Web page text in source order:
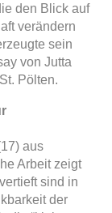
den Blick auf
verändern
sein
von Jutta
Pölten.
aus
Arbeit zeigt
sind in
der